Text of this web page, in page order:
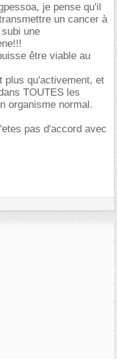
je pense qu'il
un cancer à
une
être viable au
plus qu'activement, et
TOUTES les
organisme normal.
pas d'accord avec